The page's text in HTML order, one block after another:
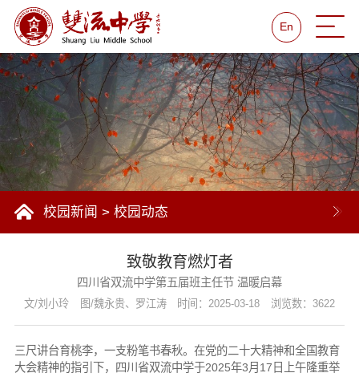
En
校园新闻 >校园动态
致敬教育燃灯者
四川省双流中学第五届班主任节 温暖启幕
文/刘小玲 图/魏永贵、罗江涛 时间：2025-03-18 浏览数：3622
三尺讲台育桃李，一支粉笔书春秋。在党的二十大精神和全国教育
大会精神的指引下，四川省双流中学于2025年3月17日上午隆重举